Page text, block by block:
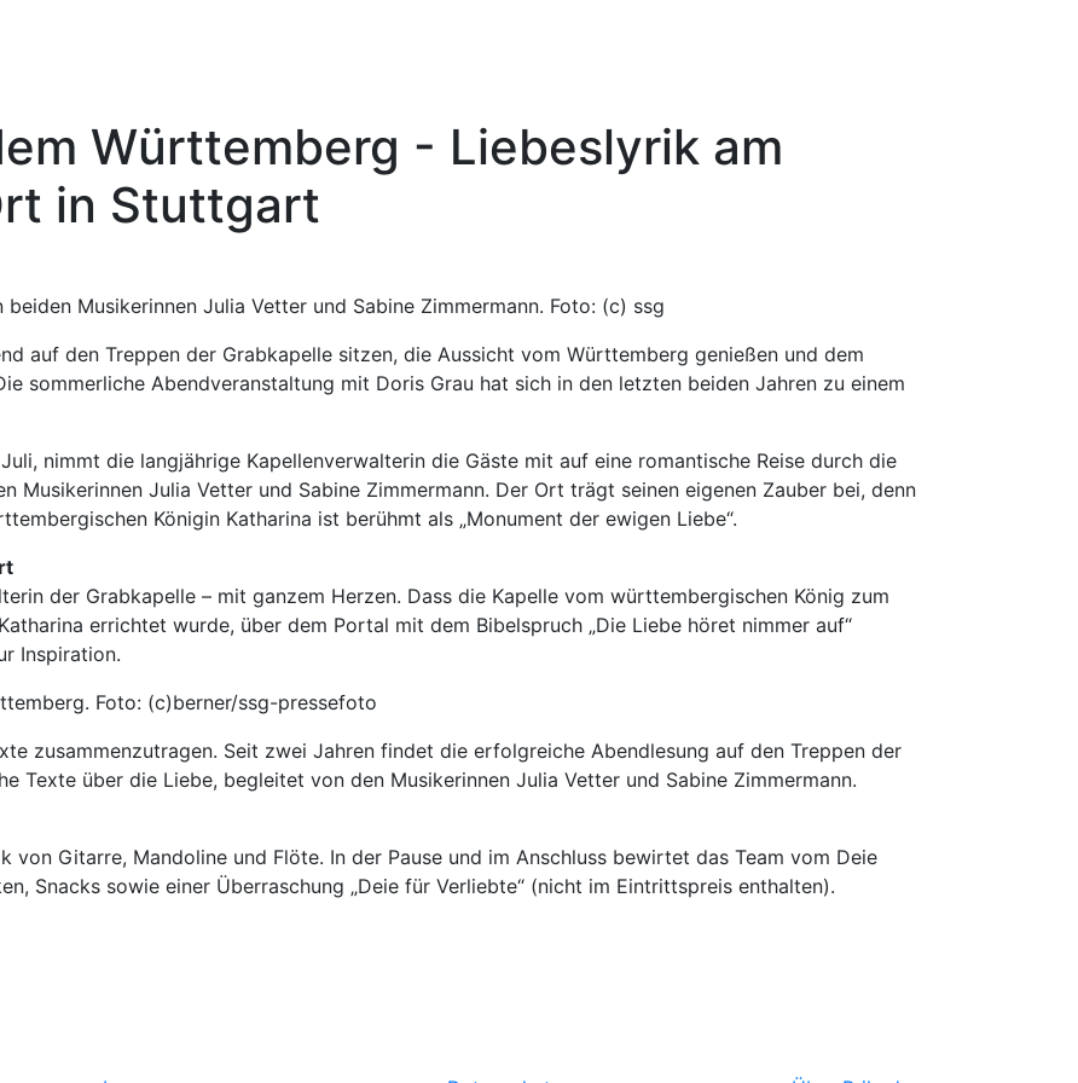
Württemberg - Liebeslyrik am
in Stuttgart
Musikerinnen Julia Vetter und Sabine Zimmermann. Foto: (c) ssg
auf den Treppen der Grabkapelle sitzen, die Aussicht vom Württemberg genießen und dem
sommerliche Abendveranstaltung mit Doris Grau hat sich in den letzten beiden Jahren zu einem
nimmt die langjährige Kapellenverwalterin die Gäste mit auf eine romantische Reise durch die
Musikerinnen Julia Vetter und Sabine Zimmermann. Der Ort trägt seinen eigenen Zauber bei, denn
Königin Katharina ist berühmt als „Monument der ewigen Liebe“.
der Grabkapelle – mit ganzem Herzen. Dass die Kapelle vom württembergischen König zum
errichtet wurde, über dem Portal mit dem Bibelspruch „Die Liebe höret nimmer auf“
Inspiration.
Foto: (c)berner/ssg-pressefoto
zusammenzutragen. Seit zwei Jahren findet die erfolgreiche Abendlesung auf den Treppen der
Texte über die Liebe, begleitet von den Musikerinnen Julia Vetter und Sabine Zimmermann.
von Gitarre, Mandoline und Flöte. In der Pause und im Anschluss bewirtet das Team vom Deie
Snacks sowie einer Überraschung „Deie für Verliebte“ (nicht im Eintrittspreis enthalten).